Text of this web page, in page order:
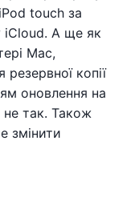
touch за
iCloud. А ще як
Mac,
копії
оновлення на
так. Також
змінити